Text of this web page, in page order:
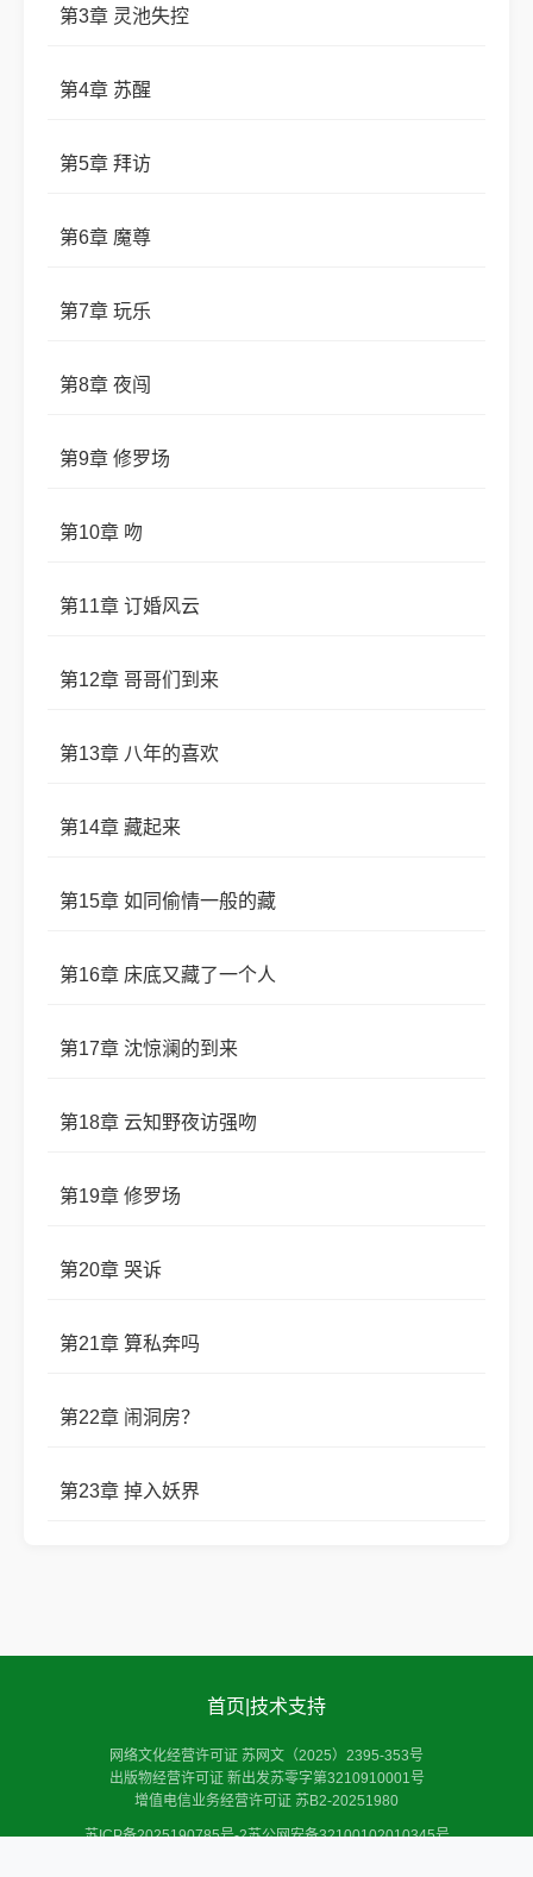
第3章 灵池失控
第4章 苏醒
第5章 拜访
第6章 魔尊
第7章 玩乐
第8章 夜闯
第9章 修罗场
第10章 吻
第11章 订婚风云
第12章 哥哥们到来
第13章 八年的喜欢
第14章 藏起来
第15章 如同偷情一般的藏
第16章 床底又藏了一个人
第17章 沈惊澜的到来
第18章 云知野夜访强吻
第19章 修罗场
第20章 哭诉
第21章 算私奔吗
第22章 闹洞房？
第23章 掉入妖界
首页 技术支持
网络文化经营许可证 苏网文（2025）2395-353号
出版物经营许可证 新出发苏零字第3210910001号
增值电信业务经营许可证 苏B2-20251980
苏ICP备2025190785号-2苏公网安备32100102010345号